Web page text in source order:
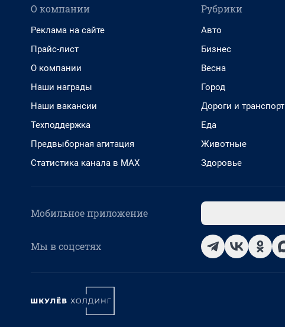
О компании
Реклама на сайте
Прайс-лист
О компании
Наши награды
Наши вакансии
Техподдержка
Предвыборная агитация
Статистика канала в MAX
Рубрики
Авто
Бизнес
Весна
Город
Дороги и транспорт
Еда
Животные
Здоровье
Мобильное приложение
Мы в соцсетях